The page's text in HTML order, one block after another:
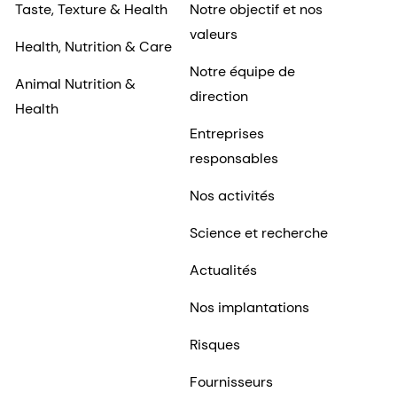
Taste, Texture & Health
Health, Nutrition & Care
Animal Nutrition &
Health
Notre objectif et nos
valeurs
Notre équipe de
direction
Entreprises
responsables
Nos activités
Science et recherche
Actualités
Nos implantations
Risques
Fournisseurs